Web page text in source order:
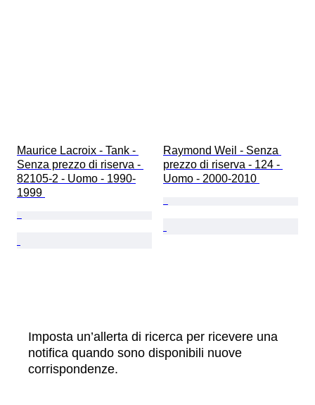
Maurice Lacroix - Tank -
Senza prezzo di riserva -
82105-2 - Uomo - 1990-
1999
Raymond Weil - Senza
prezzo di riserva - 124 -
Uomo - 2000-2010
Imposta un’allerta di ricerca per ricevere una
notifica quando sono disponibili nuove
corrispondenze.